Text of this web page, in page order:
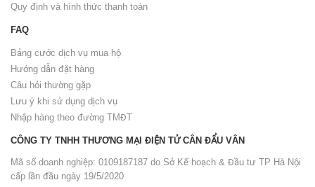
Quy định và hình thức thanh toán
FAQ
Bảng cước dịch vụ mua hộ
Hướng dẫn đặt hàng
Câu hỏi thường gặp
Lưu ý khi sử dụng dịch vụ
Nhập hàng theo đường TMĐT
CÔNG TY TNHH THƯƠNG MẠI ĐIỆN TỬ CÂN ĐẨU VÂN
Mã số doanh nghiệp: 0109187187 do Sở Kế hoạch & Đầu tư TP Hà Nội
cấp lần đầu ngày 19/5/2020